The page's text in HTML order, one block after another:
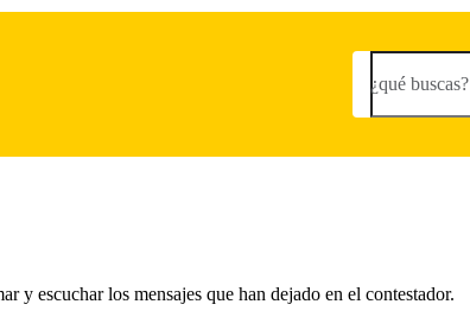
¿qué buscas?
y escuchar los mensajes que han dejado en el contestador.